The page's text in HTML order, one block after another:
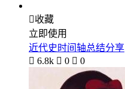
收藏
立即使用
近代史时间轴总结分享
 6.8k  0  0